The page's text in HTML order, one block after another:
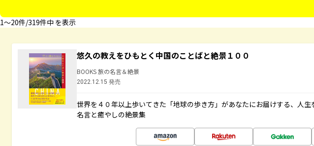
1〜20件/319件中 を表示
悠久の教えをひもとく中国のことばと絶景１００
BOOKS 旅の名言＆絶景
2022.12.15 発売
世界を４０年以上歩いてきた「地球の歩き方」があなたにお届けする、人生
名言と癒やしの絶景集